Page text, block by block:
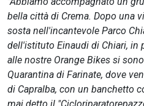
bella città di Crema. Dopo una
sosta nell'incantevole Parco
dell'istituto Einaudi di Chiari, in
alle nostre Orange Bikes si
Quarantina di Farinate, dove
di Capralba, con un banchetto